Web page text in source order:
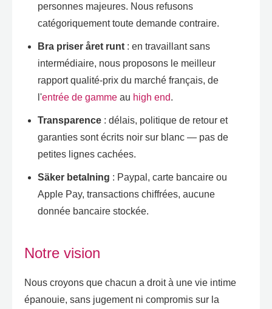
personnes majeures. Nous refusons
catégoriquement toute demande contraire.
Bra priser året runt : en travaillant sans
intermédiaire, nous proposons le meilleur
rapport qualité-prix du marché français, de
l'entrée de gamme au high end.
Transparence : délais, politique de retour et
garanties sont écrits noir sur blanc — pas de
petites lignes cachées.
Säker betalning : Paypal, carte bancaire ou
Apple Pay, transactions chiffrées, aucune
donnée bancaire stockée.
Notre vision
Nous croyons que chacun a droit à une vie intime
épanouie, sans jugement ni compromis sur la